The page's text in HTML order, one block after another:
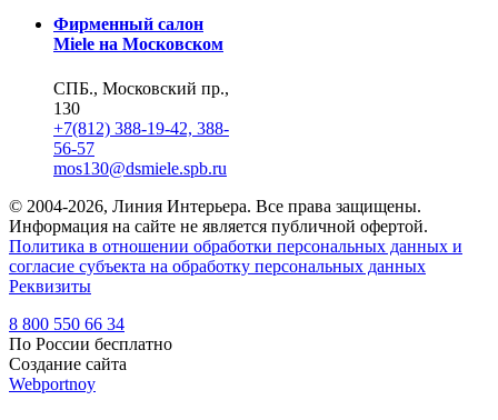
Фирменный салон
Miele на Московском
СПБ., Московский пр.,
130
+7(812) 388-19-42, 388-
56-57
mos130@dsmiele.spb.ru
© 2004-2026, Линия Интерьера. Все права защищены.
Информация на сайте не является публичной офертой.
Политика в отношении обработки персональных данных и
согласие субъекта на обработку персональных данных
Реквизиты
8 800 550 66 34
По России бесплатно
Создание сайта
Webportnoy